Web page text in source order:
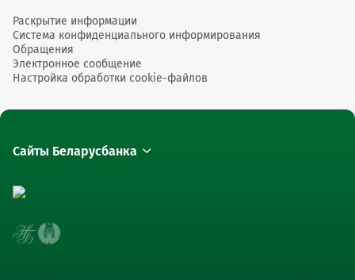
Раскрытие информации
Система конфиденциального информирования
Обращения
Электронное сообщение
Настройка обработки cookie-файлов
Сайты Беларусбанка